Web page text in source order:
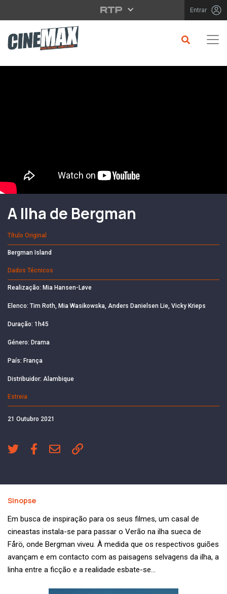
Saltar para o conteúdo principal Entrar
Filme em Cartaz
A Ilha de Bergman
Título Original
Bergman Island
Dados Técnicos
Realização: Mia Hansen-Løve
Elenco: Tim Roth, Mia Wasikowska, Anders Danielsen Lie, Vicky Krieps
Duração: 1h45
Género: Drama
País: França
Distribuidor: Alambique
Estreia
21 Outubro 2021
Sinopse
Em busca de inspiração para os seus filmes, um casal de
cineastas instala-se para passar o Verão na ilha sueca de
Fårö, onde Bergman viveu. À medida que os respectivos guiões
avançam e em contacto com as paisagens selvagens da ilha, a
linha entre a ficção e a realidade esbate-se…